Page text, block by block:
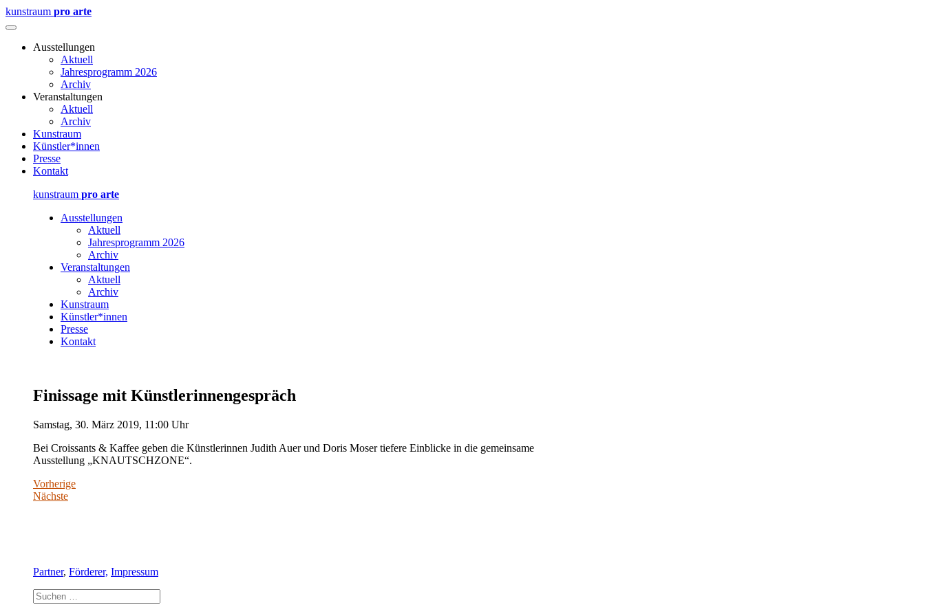
kunstraum pro arte
Ausstellungen
Aktuell
Jahresprogramm 2026
Archiv
Veranstaltungen
Aktuell
Archiv
Kunstraum
Künstler*innen
Presse
Kontakt
kunstraum pro arte
Ausstellungen
Aktuell
Jahresprogramm 2026
Archiv
Veranstaltungen
Aktuell
Archiv
Kunstraum
Künstler*innen
Presse
Kontakt
Finissage mit Künstlerinnengespräch
Samstag, 30. März 2019, 11:00 Uhr
Bei Croissants & Kaffee geben die Künstlerinnen Judith Auer und Doris Moser tiefere Einblicke in die gemeinsame
Ausstellung „KNAUTSCHZONE“.
Vorherige
Nächste
Partner, Förderer, Impressum